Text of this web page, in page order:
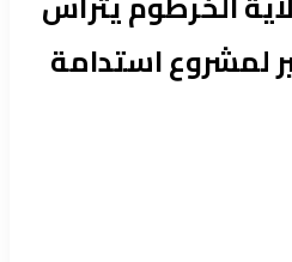
لمشروع استدامة